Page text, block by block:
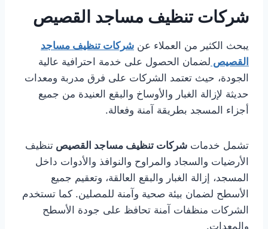
شركات تنظيف مساجد القصيص
يبحث الكثير من العملاء عن شركات تنظيف مساجد
القصيص لضمان الحصول على خدمة احترافية عالية
الجودة، حيث تعتمد الشركات على فرق مدربة ومعدات
حديثة لإزالة الغبار والأوساخ والبقع العنيدة من جميع
أجزاء المسجد بطريقة آمنة وفعالة.
تشمل خدمات شركات تنظيف مساجد القصيص تنظيف
الأرضيات والسجاد والمراوح والنوافذ والأدوات داخل
المسجد، إزالة الغبار والبقع العالقة، وتعقيم جميع
الأسطح لضمان بيئة صحية وآمنة للمصلين. كما تستخدم
الشركات منظفات آمنة تحافظ على جودة الأسطح
والمعدات.